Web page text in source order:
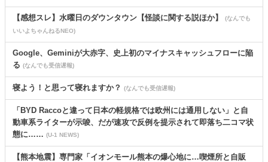
【感想スレ】水曜日のダウンタウン【怪談に関する説ほか】
(なんでも
いいよちゃんねるNEO)
Google、Geminiが大赤字、史上初のマイナスキャッシュフローに陥
る (なんでも受信遅報)
寝よう！と思って寝れますか？ (なんでも受信遅報)
「BYD Raccoと違って日本の軽規格では欧州には通用しない」と自
動車系ライターが示唆、だが速攻で反例を提示されて即落ち二コマ状
態に…… (U-1 NEWS)
【熊本地震】専門家「イオンモール熊本の爆心地に…喫煙所と自販